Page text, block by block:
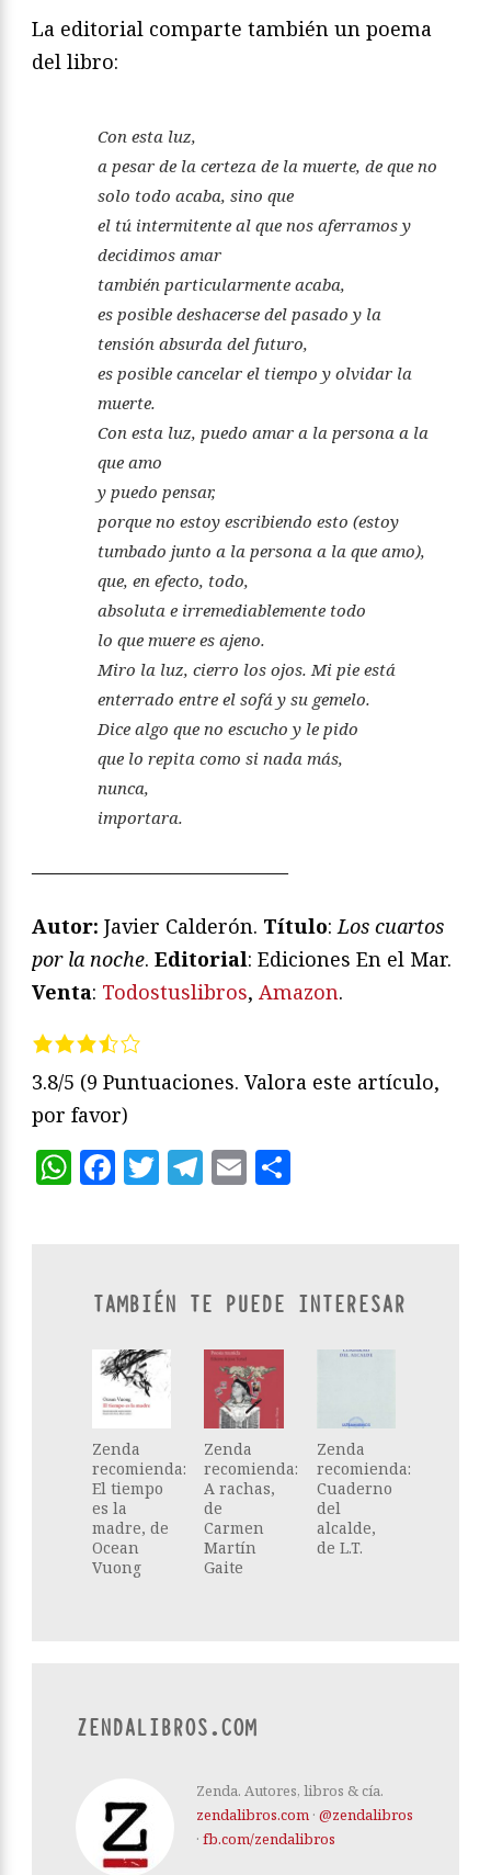
La editorial comparte también un poema
del libro:
Con esta luz,
a pesar de la certeza de la muerte, de que no
solo todo acaba, sino que
el tú intermitente al que nos aferramos y
decidimos amar
también particularmente acaba,
es posible deshacerse del pasado y la
tensión absurda del futuro,
es posible cancelar el tiempo y olvidar la
muerte.
Con esta luz, puedo amar a la persona a la
que amo
y puedo pensar,
porque no estoy escribiendo esto (estoy
tumbado junto a la persona a la que amo),
que, en efecto, todo,
absoluta e irremediablemente todo
lo que muere es ajeno.
Miro la luz, cierro los ojos. Mi pie está
enterrado entre el sofá y su gemelo.
Dice algo que no escucho y le pido
que lo repita como si nada más,
nunca,
importara.
—————————————
Autor: Javier Calderón. Título:Los cuartos
por la noche. Editorial: Ediciones En el Mar.
Venta: Todostuslibros, Amazon.
3.8/5 (9 Puntuaciones. Valora este artículo,
por favor)
WhatsApp
Facebook
Twitter
Telegram
Email
TAMBIÉN TE PUEDE INTERESAR
Zenda
recomienda:
El tiempo
es la
madre, de
Ocean
Vuong
Zenda
recomienda:
A rachas,
de
Carmen
Martín
Gaite
Zenda
recomienda:
Cuaderno
del
alcalde,
de L.T.
ZENDALIBROS.COM
Zenda. Autores, libros & cía.
zendalibros.com · @zendalibros
· fb.com/zendalibros